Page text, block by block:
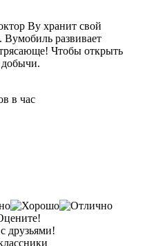
Ву хранит свой
развивает
Чтобы открыть
добычи.
в час
друзьями!